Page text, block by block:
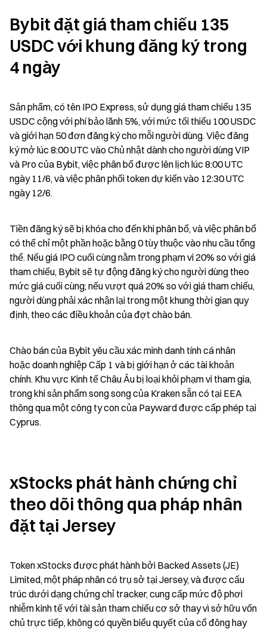
Bybit đặt giá tham chiếu 135
USDC với khung đăng ký trong
4 ngày
Sản phẩm, có tên IPO Express, sử dụng giá tham chiếu 135
USDC cộng với phí bảo lãnh 5%, với mức tối thiểu 100 USDC
và giới hạn 50 đơn đăng ký cho mỗi người dùng. Việc đăng
ký mở lúc 8:00 UTC vào Chủ nhật dành cho người dùng VIP
và Pro của Bybit, việc phân bổ được lên lịch lúc 8:00 UTC
ngày 11/6, và việc phân phối token dự kiến vào 12:30 UTC
ngày 12/6.
Tiền đăng ký sẽ bị khóa cho đến khi phân bổ, và việc phân bổ
có thể chỉ một phần hoặc bằng 0 tùy thuộc vào nhu cầu tổng
thể. Nếu giá IPO cuối cùng nằm trong phạm vi 20% so với giá
tham chiếu, Bybit sẽ tự động đăng ký cho người dùng theo
mức giá cuối cùng; nếu vượt quá 20% so với giá tham chiếu,
người dùng phải xác nhận lại trong một khung thời gian quy
định, theo các điều khoản của đợt chào bán.
Chào bán của Bybit yêu cầu xác minh danh tính cá nhân
hoặc doanh nghiệp Cấp 1 và bị giới hạn ở các tài khoản
chính. Khu vực Kinh tế Châu Âu bị loại khỏi phạm vi tham gia,
trong khi sản phẩm song song của Kraken sẵn có tại EEA
thông qua một công ty con của Payward được cấp phép tại
Cyprus.
xStocks phát hành chứng chỉ
theo dõi thông qua pháp nhân
đặt tại Jersey
Token xStocks được phát hành bởi Backed Assets (JE)
Limited, một pháp nhân có trụ sở tại Jersey, và được cấu
trúc dưới dạng chứng chỉ tracker, cung cấp mức độ phơi
nhiễm kinh tế với tài sản tham chiếu cơ sở thay vì sở hữu vốn
chủ trực tiếp, không có quyền biểu quyết của cổ đông hay